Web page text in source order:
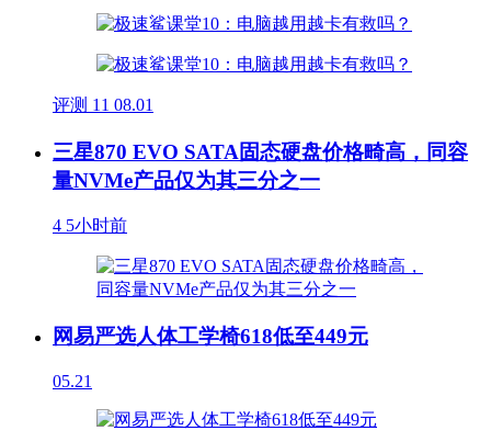
评测 11 08.01
三星870 EVO SATA固态硬盘价格畸高，同容
量NVMe产品仅为其三分之一
4 5小时前
网易严选人体工学椅618低至449元
05.21